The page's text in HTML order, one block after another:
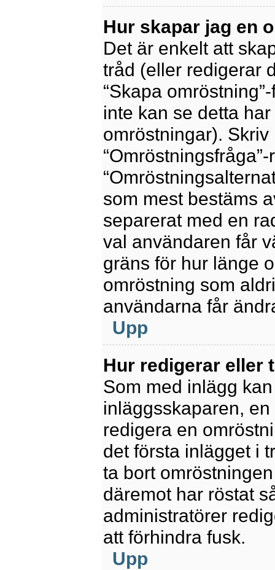
Hur skapar jag en
Det är enkelt att
tråd (eller redigerar
“Skapa
inte kan se detta
omröstningar).
som mest bestäms
separerat med en
val användaren får
gräns för hur länge
omröstning som
användarna får
Upp
Hur redigerar eller
Som med inlägg
inläggsskaparen,
redigera en
det första inlägget i
ta bort
däremot har röstat
administratörer
att förhindra fusk.
Upp